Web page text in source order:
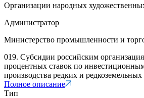
Организации народных
Администратор
Министерство промышленности и
019. Субсидии российским
процентных ставок по
производства редких и редкоземельных
Полное описание
Тип